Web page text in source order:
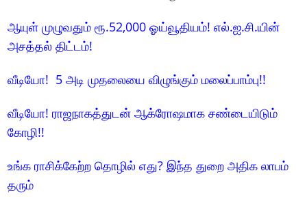
ஆயுள் முழுவதும் ரூ.52,000 ஓய்வூதியம்! எல்.ஐ.சி.யின்
அசத்தல் திட்டம்!
வீடியோ! 5 அடி முதலையை விழுங்கும் மலைப்பாம்பு!!
வீடியோ! ராஜநாகத்துடன் ஆக்ரோஷமாக சண்டையிடும்
கோழி!!
உங்க ராசிக்கேற்ற தொழில் எது? இந்த துறை அதிக லாபம்
தரும்